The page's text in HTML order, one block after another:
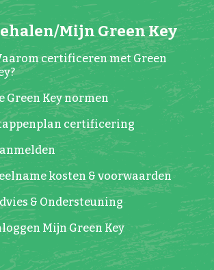
Mijn Green Key
certificeren met Green
Green Key normen
certificering
kosten & voorwaarden
& Ondersteuning
Mijn Green Key